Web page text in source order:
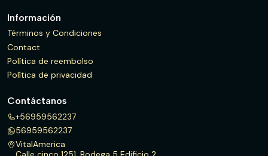
Información
Términos y Condiciones
Contact
Política de reembolso
Política de privacidad
Contáctanos
+56959562237
56959562237
VitalAmerica